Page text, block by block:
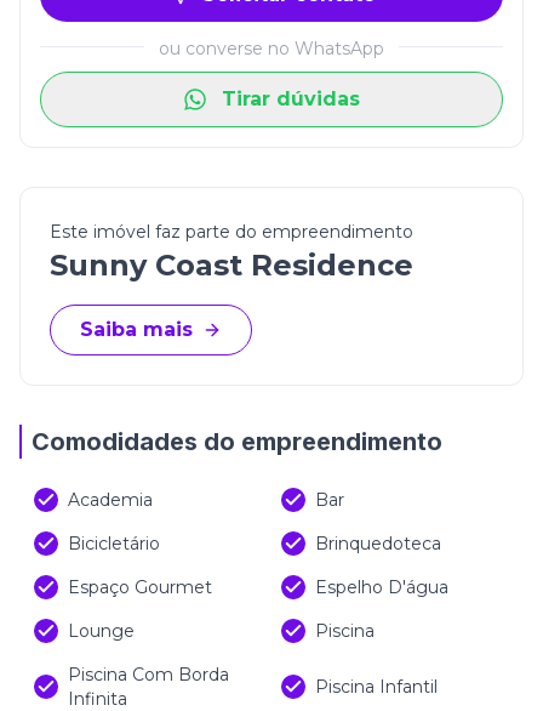
modernidade e bem-estar.
ou converse no WhatsApp
Tirar dúvidas
Este imóvel faz parte do empreendimento
Sunny Coast Residence
Saiba mais
Comodidades do empreendimento
Academia
Bar
Bicicletário
Brinquedoteca
Espaço Gourmet
Espelho D'água
Lounge
Piscina
Piscina Com Borda
Infinita
Piscina Infantil